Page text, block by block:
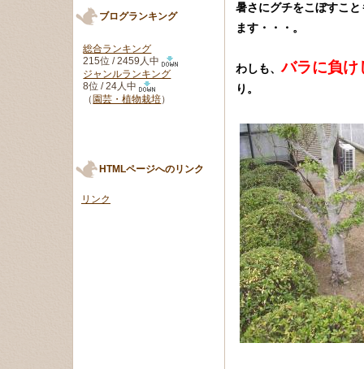
暑さにグチをこぼすこ
ます・・・。
わしも、バラに負け
り。
ブログランキング
総合ランキング
215位 / 2459人中
ジャンルランキング
8位 / 24人中
（園芸・植物栽培）
HTMLページへのリンク
リンク